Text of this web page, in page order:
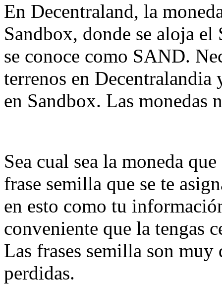
En Decentraland, la
Sandbox, donde se aloja el
se conoce como SAND.
terrenos en
en Sandbox. Las monedas
Sea cual sea la moneda
frase semilla que se te
en esto como tu
conveniente que la tengas
Las frases semilla son
perdidas.